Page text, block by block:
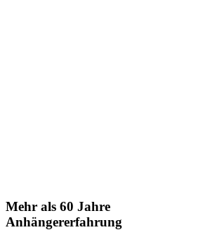
Mehr als 60 Jahre
Anhängererfahrung